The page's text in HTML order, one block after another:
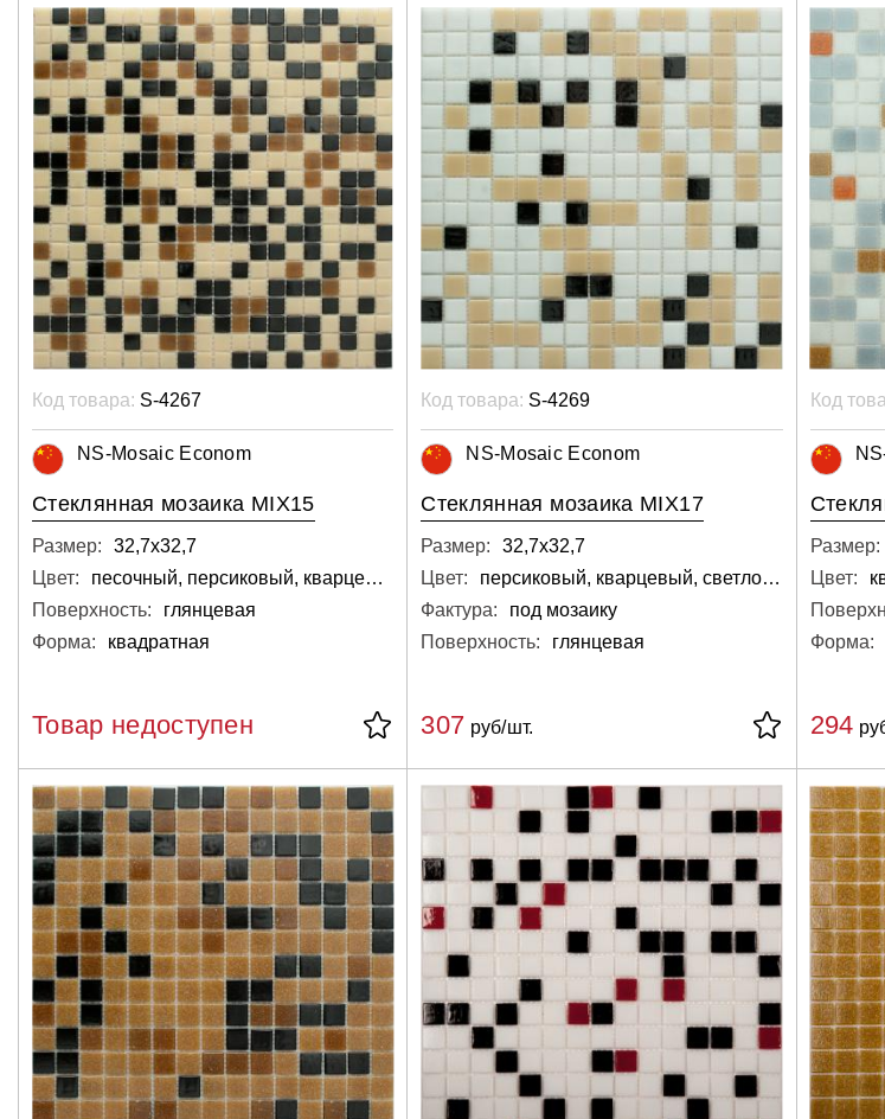
Код товара: S-4267
NS-Mosaic Econom
Стеклянная мозаика MIX15
Размер:
32,7х32,7
Цвет:
песочный, персиковый, кварцевый, светло-серый
Поверхность:
глянцевая
Форма:
квадратная
Товар недоступен
Код товара: S-4269
NS-Mosaic Econom
Стеклянная мозаика MIX17
Размер:
32,7х32,7
Цвет:
персиковый, кварцевый, светло-серый, серебряный, белый
Фактура:
под мозаику
Поверхность:
глянцевая
307 руб/шт.
Код
Размер:
Цвет:
Форма:
294